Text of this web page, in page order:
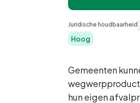
Juridische houdbaarheid
Hoog
Gemeenten
hun eigen